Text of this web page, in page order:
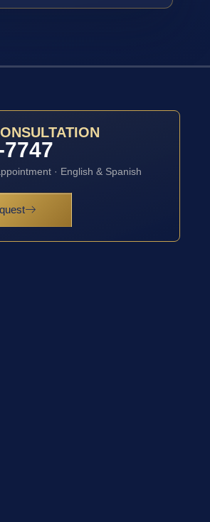
· English & Spanish